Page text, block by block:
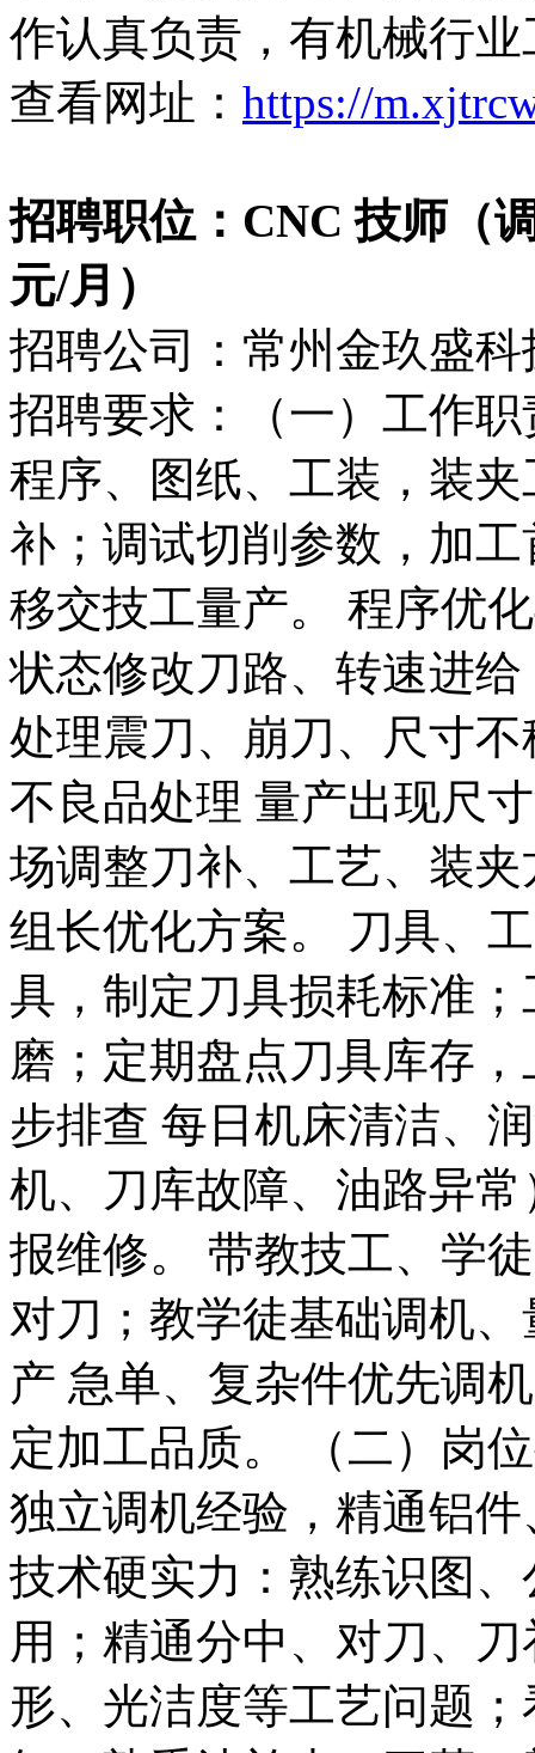
作认真负责，有机械行
查看网址： https://
招聘职位：CNC 技师（
元/月）
招聘公司：常州金玖盛
招聘要求：（一）工作
程序、图纸、工装，装
补；调试切削参数，加
移交技工量产。 程序优
状态修改刀路、转速进
处理震刀、崩刀、尺寸
不良品处理 量产出现尺
场调整刀补、工艺、装
组长优化方案。 刀具、
具，制定刀具损耗标准
磨；定期盘点刀具库存
步排查 每日机床清洁、
机、刀库故障、油路异
报维修。 带教技工、学
对刀；教学徒基础调机
产 急单、复杂件优先调
定加工品质。 （二）岗
独立调机经验，精通铝
技术硬实力：熟练识图
用；精通分中、对刀、
形、光洁度等工艺问题